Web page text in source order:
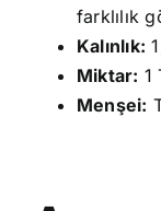
farklılık
Kalınlık:
Miktar: 1
Menşei: